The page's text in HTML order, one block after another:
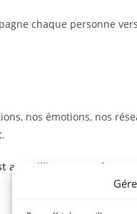
chaque personne
nos émotions, nos
.
accueillir son mystère et